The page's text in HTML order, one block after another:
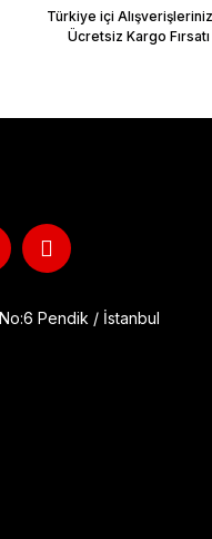
Türkiye içi
Ücretsiz Kargo Fırsatı
No:6 Pendik / İstanbul